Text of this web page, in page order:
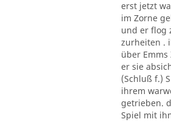
erst jetzt
im Zorne
und er flog
zurheiten .
über
er sie
(Schluß f.)
ihrem
getrieben.
Spiel mit